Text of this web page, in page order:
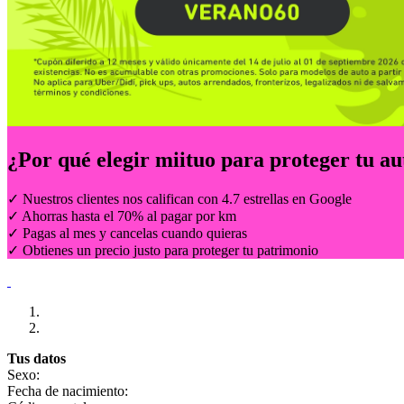
¿Por qué elegir miituo para proteger tu
✓ Nuestros clientes nos califican con 4.7 estrellas en Google
✓ Ahorras hasta el 70% al pagar por km
✓ Pagas al mes y cancelas cuando quieras
✓ Obtienes un precio justo para proteger tu patrimonio
Tus datos
Sexo:
Fecha de nacimiento: